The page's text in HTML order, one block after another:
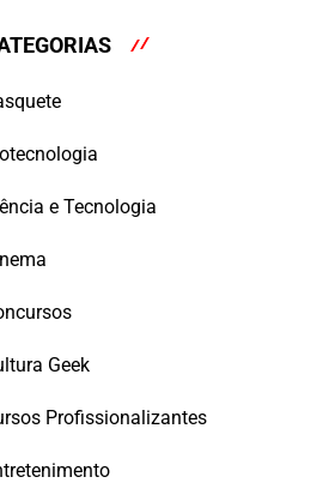
e Tecnologia
Geek
Profissionalizantes